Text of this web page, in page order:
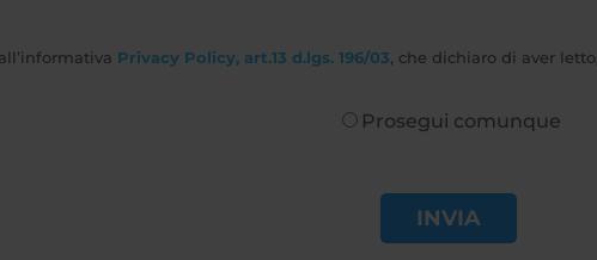
Privacy Policy, art.13 d.lgs. 196/03 , che dichiaro di aver letto,
Prosegui comunque